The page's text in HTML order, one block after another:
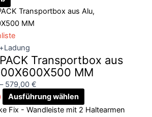
Transportbox aus
MM
– 579,00 €
Ausführung wählen